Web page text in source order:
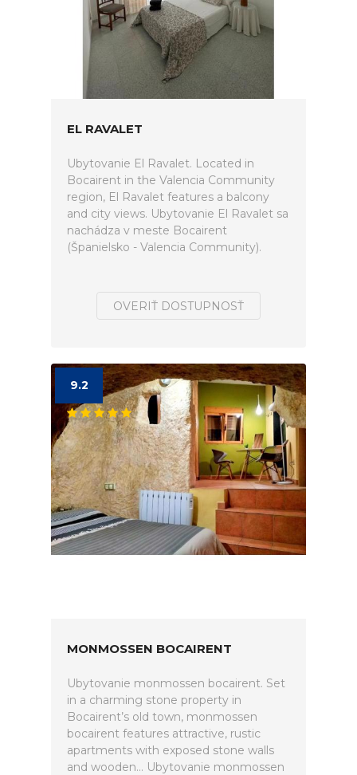
EL RAVALET
Ubytovanie El Ravalet. Located in
Bocairent in the Valencia Community
region, El Ravalet features a balcony
and city views. Ubytovanie El Ravalet sa
nachádza v meste Bocairent
(Španielsko - Valencia Community).
OVERIŤ DOSTUPNOSŤ
9.2
MONMOSSEN BOCAIRENT
Ubytovanie monmossen bocairent. Set
in a charming stone property in
Bocairent’s old town, monmossen
bocairent features attractive, rustic
apartments with exposed stone walls
and wooden... Ubytovanie monmossen